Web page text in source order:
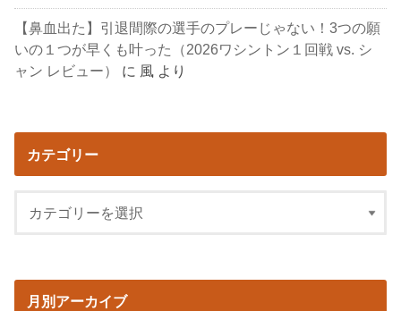
【鼻血出た】引退間際の選手のプレーじゃない！3つの願
いの１つが早くも叶った（2026ワシントン１回戦 vs. シ
ャン レビュー）
に 風 より
カテゴリー
月別アーカイブ